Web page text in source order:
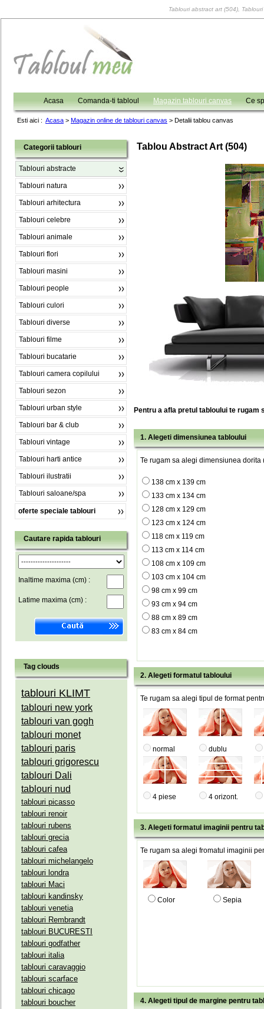
Tablouri abstract art (504),
Acasa Comanda-ti tabloul Magazin tablouri canvas Ce
Esti aici : Acasa > Magazin online de tablouri canvas > Detalii tablou canvas
Categorii tablouri
Tablouri abstracte
Tablouri natura
Tablouri arhitectura
Tablouri celebre
Tablouri animale
Tablouri flori
Tablouri masini
Tablouri people
Tablouri culori
Tablouri diverse
Tablouri filme
Tablouri bucatarie
Tablouri camera copilului
Tablouri sezon
Tablouri urban style
Tablouri bar & club
Tablouri vintage
Tablouri harti antice
Tablouri ilustratii
Tablouri saloane/spa
oferte speciale tablouri
Cautare rapida tablouri
Inaltime maxima (cm) :
Latime maxima (cm) :
Tag clouds
tablouri KLIMT
tablouri new york
tablouri van gogh
tablouri monet
tablouri paris
tablouri grigorescu
tablouri Dali
tablouri nud
tablouri picasso
tablouri renoir
tablouri rubens
tablouri grecia
tablouri cafea
tablouri michelangelo
tablouri londra
tablouri Maci
tablouri kandinsky
tablouri venetia
tablouri Rembrandt
tablouri BUCURESTI
tablouri godfather
tablouri italia
tablouri caravaggio
tablouri scarface
tablouri chicago
tablouri boucher
Tablou Abstract Art (504)
Pentru a afla pretul tabloului te rugam
1. Alegeti dimensiunea tabloului
Te rugam sa alegi dimensiunea dorita
138 cm x 139 cm
133 cm x 134 cm
128 cm x 129 cm
123 cm x 124 cm
118 cm x 119 cm
113 cm x 114 cm
108 cm x 109 cm
103 cm x 104 cm
98 cm x 99 cm
93 cm x 94 cm
88 cm x 89 cm
83 cm x 84 cm
2. Alegeti formatul tabloului
Te rugam sa alegi tipul de format
normal dublu
4 piese 4 orizont.
3. Alegeti formatul imaginii pentru
Te rugam sa alegi fromatul imaginii
Color Sepia
4. Alegeti tipul de margine pentru